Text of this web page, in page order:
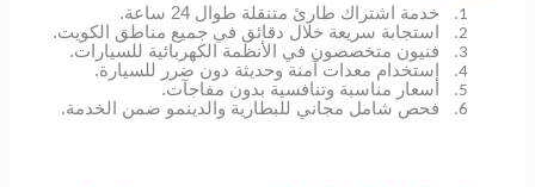
1. خدمة اشتراك طارئ متنقلة طوال 24 ساعة.
2. استجابة سريعة خلال دقائق في جميع مناطق الكويت.
3. فنيون متخصصون في الأنظمة الكهربائية للسيارات.
4. استخدام معدات آمنة وحديثة دون ضرر للسيارة.
5. أسعار مناسبة وتنافسية بدون مفاجآت.
6. فحص شامل مجاني للبطارية والدينمو ضمن الخدمة.